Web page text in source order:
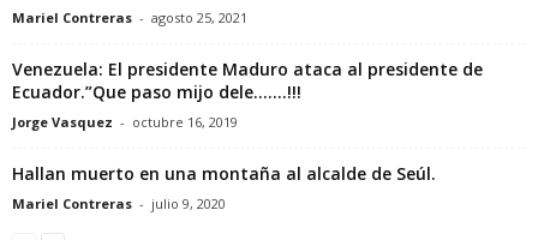
Mariel Contreras - agosto 25, 2021
Venezuela: El presidente Maduro ataca al presidente de
Ecuador.”Que paso mijo dele…….!!!
Jorge Vasquez - octubre 16, 2019
Hallan muerto en una montaña al alcalde de Seúl.
Mariel Contreras - julio 9, 2020